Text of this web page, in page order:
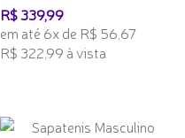
R$ 339,99
em até 6x de R$ 56,67
R$ 322,99 à vista